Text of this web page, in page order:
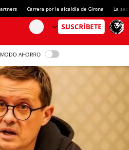
Carrera por la alcaldía de Girona La
AHORRO